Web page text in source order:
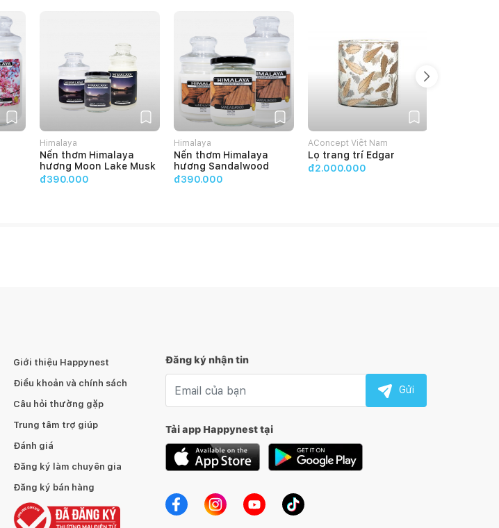
Himalaya
Nến thơm Himalaya
hương Moon Lake Musk
đ390.000
Himalaya
Nến thơm Himalaya
hương Sandalwood
đ390.000
AConcept Việt Nam
Lọ trang trí Edgar
đ2.000.000
Giới thiệu Happynest
Điều khoản và chính sách
Câu hỏi thường gặp
Trung tâm trợ giúp
Đánh giá
Đăng ký làm chuyên gia
Đăng ký bán hàng
Đăng ký nhận tin
Gửi
Tải app Happynest tại